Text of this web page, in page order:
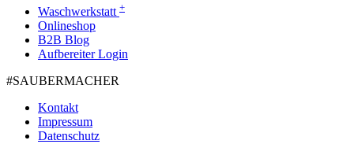
Waschwerkstatt +
Onlineshop
B2B Blog
Aufbereiter Login
#SAUBER­MACHER
Kontakt
Impressum
Datenschutz